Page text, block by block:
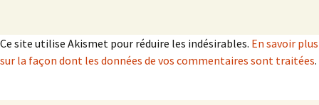
Ce site utilise Akismet pour réduire les indésirables. En savoir plus
sur la façon dont les données de vos commentaires sont traitées.